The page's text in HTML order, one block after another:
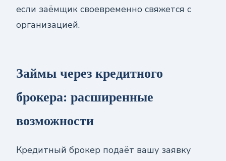
если заёмщик своевременно свяжется с
организацией.
Займы через кредитного
брокера: расширенные
возможности
Кредитный брокер подаёт вашу заявку